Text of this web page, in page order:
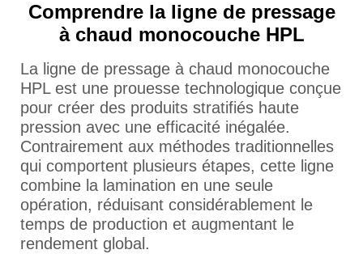
Comprendre la ligne de pressage
à chaud monocouche HPL
La ligne de pressage à chaud monocouche
HPL est une prouesse technologique conçue
pour créer des produits stratifiés haute
pression avec une efficacité inégalée.
Contrairement aux méthodes traditionnelles
qui comportent plusieurs étapes, cette ligne
combine la lamination en une seule
opération, réduisant considérablement le
temps de production et augmentant le
rendement global.